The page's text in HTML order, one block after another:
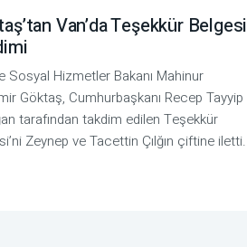
Van’da Teşekkür Belgesi
Sosyal Hizmetler Bakanı Mahinur
Göktaş, Cumhurbaşkanı Recep Tayyip
tarafından takdim edilen Teşekkür
Zeynep ve Tacettin Çılğın çiftine iletti.